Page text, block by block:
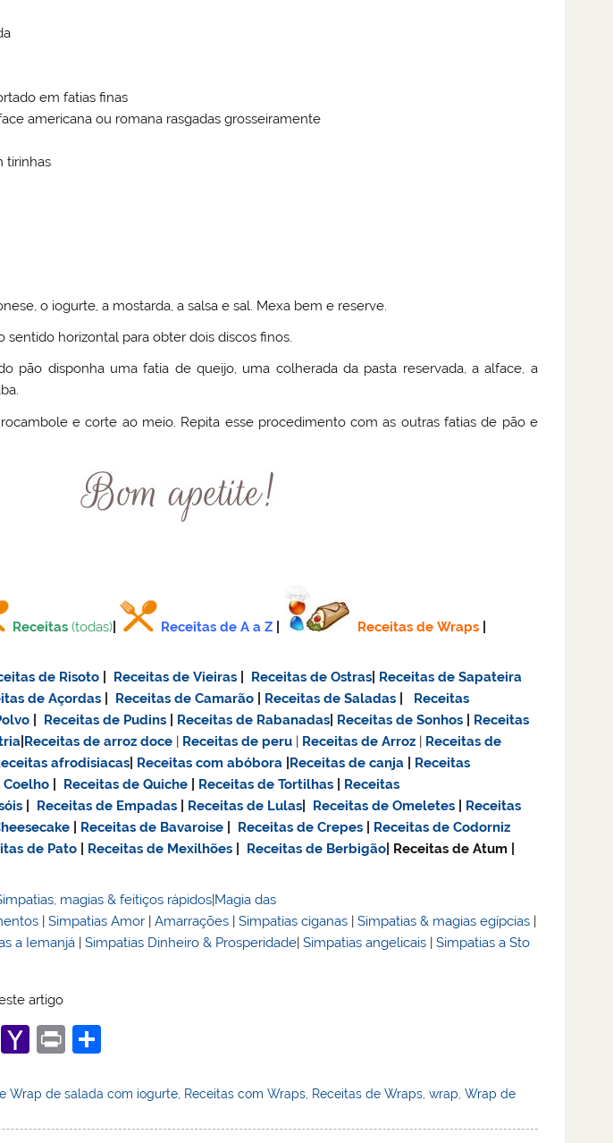
em fatias finas
americana ou romana rasgadas grosseiramente
tirinhas
o iogurte, a mostarda, a salsa e sal. Mexa bem e reserve.
sentido horizontal para obter dois discos finos.
pão disponha uma fatia de queijo, uma colherada da pasta reservada, a alface, a
e corte ao meio. Repita esse procedimento com as outras fatias de pão e
Receitas (todas) Receitas de A a Z Receitas de Wraps
de Risoto Receitas de Vieiras Receitas de Ostras
Receitas de Sapateira
de Açordas Receitas de Camarão Receitas de Saladas
Receitas
Receitas de Pudins Receitas de Rabanadas Receitas de Sonhos
Receitas
Receitas dearroz doce Receitas de peru Receitas de Arroz
Receitas de
afrodisiacas Receitas com abóbora Receitas de canja
Receitas
Coelho Receitas de Quiche Receitas de Tortilhas
Receitas
Receitas de Empadas Receitas de Lulas Receitas de Omeletes
Receitas
Receitas de Bavaroise Receitas de Crepes
Receitas de Codorniz
de Pato Receitas de Mexilhões Receitas de Berbigão | Receitas de Atum |
magias & feitiços rápidos|Magia das
|Simpatias Amor |Amarrações |Simpatias ciganas |Simpatias & magias egípcias |
a Iemanjá |Simpatias Dinheiro & Prosperidade|Simpatias angelicais |Simpatias a Sto
artigo
G
Y
h
o
Pr
t
ar
e
Wrap de salada com iogurte Receitas com Wraps Receitas de Wraps ,wrap ,Wrap de